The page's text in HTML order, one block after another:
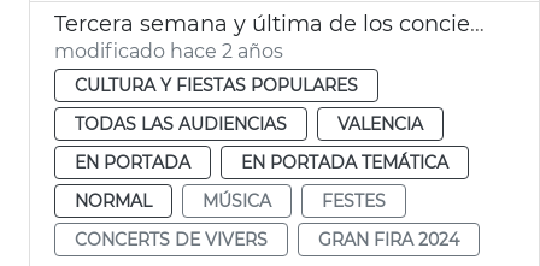
Tercera semana y última de los conciertos de Viveros
modificado hace 2 años
CULTURA Y FIESTAS POPULARES
TODAS LAS AUDIENCIAS
VALENCIA
EN PORTADA
EN PORTADA TEMÁTICA
NORMAL
MÚSICA
FESTES
CONCERTS DE VIVERS
GRAN FIRA 2024